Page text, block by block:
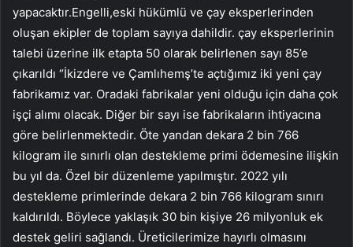
yapacaktır.Engelli,eski hükümlü ve çay eksperlerinden
oluşan ekipler de toplam sayıya dahildir. çay eksperlerinin
talebi üzerine ilk etapta 50 olarak belirlenen sayı 85’e
çıkarıldı “İkizdere ve Çamlıhemş’te açtığımız iki yeni çay
fabrikamız var. Oradaki fabrikalar yeni olduğu için daha çok
işçi alımı olacak. Diğer bir sayı ise fabrikaların ihtiyacına
göre belirlenmektedir. Öte yandan dekara 2 bin 766
kilogram ile sınırlı olan destekleme primi ödemesine ilişkin
bu yıl da. Özel bir düzenleme yapılmıştır. 2022 yılı
destekleme primlerinde dekara 2 bin 766 kilogram sınırı
kaldırıldı. Böylece yaklaşık 30 bin kişiye 26 milyonluk ek
destek geliri sağlandı. Üreticilerimize hayırlı olmasını